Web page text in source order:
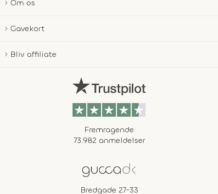
Om os
Gavekort
Bliv affiliate
Fremragende
73.982 anmeldelser
Bredgade 27-33